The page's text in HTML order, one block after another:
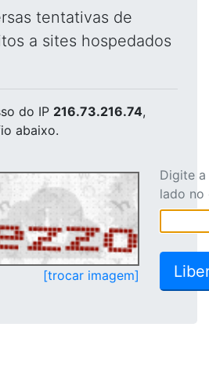
tentativas de
a sites hospedados
do IP 216.73.216.74,
abaixo.
[trocar imagem]
Digite
lado no